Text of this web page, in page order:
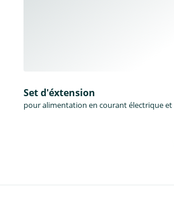
Set d'éxtension
pour alimentation en courant électrique